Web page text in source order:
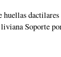
huellas
Soporte